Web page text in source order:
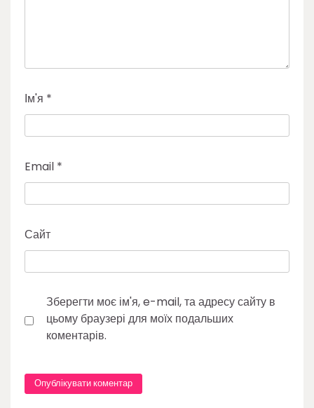
Ім'я *
Email *
Сайт
Зберегти моє ім'я, e-mail, та адресу сайту в
цьому браузері для моїх подальших
коментарів.